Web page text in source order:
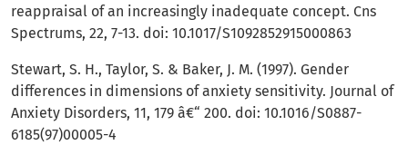
reappraisal of an increasingly inadequate concept. Cns
Spectrums, 22, 7-13. doi: 10.1017/S1092852915000863
Stewart, S. H., Taylor, S. & Baker, J. M. (1997). Gender
differences in dimensions of anxiety sensitivity. Journal of
Anxiety Disorders, 11, 179 â€“ 200. doi: 10.1016/S0887-
6185(97)00005-4